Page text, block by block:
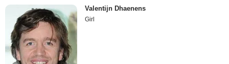
Valentijn Dhaenens
Girl